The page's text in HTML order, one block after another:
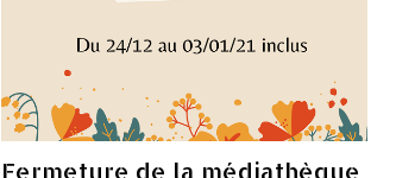
Fermeture de la médiathèque